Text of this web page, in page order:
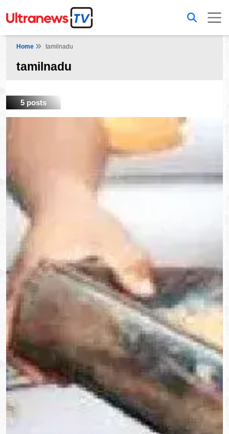
Home tamilnadu
tamilnadu
5 posts